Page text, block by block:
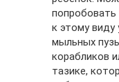
попробовать
к этому виду
мыльных
корабликов
тазике,